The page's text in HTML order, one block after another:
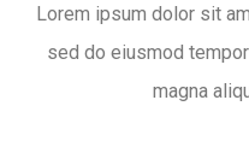
Lorem ipsum dolor sit
sed do eiusmod
magna